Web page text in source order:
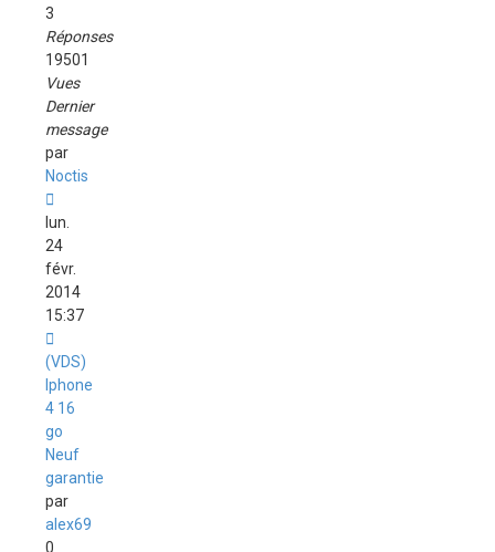
3
Réponses
19501
Vues
Dernier
message
par
Noctis
lun.
24
févr.
2014
15:37
(VDS)
Iphone
4 16
go
Neuf
garantie
par
alex69
0